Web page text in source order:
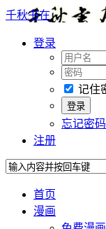
千秋书在
登录
记住
忘记密码
注册
首页
漫画